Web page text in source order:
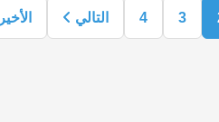
3
4 التالي